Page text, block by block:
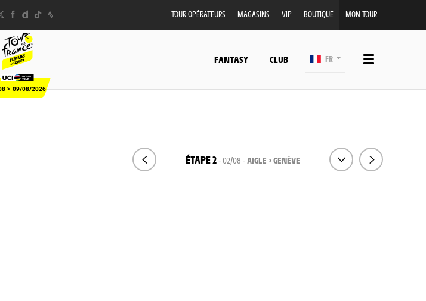
TOUR OPÉRATEURS MAGASINS VIP BOUTIQUE MON TOUR
> 09/08/2026
FANTASY CLUB FR
ÉTAPE 2- 02/08 - AIGLE > GENÈVE